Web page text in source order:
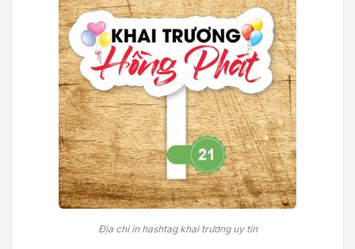
Địa chỉ in hashtag khai trương uy tín